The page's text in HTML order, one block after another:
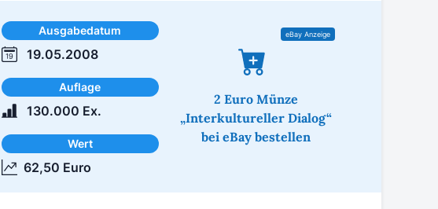
Ausgabedatum
19.05.2008
Auflage
130.000 Ex.
Wert
62,50 Euro
2 Euro Münze
„Interkultureller Dialog“
bei eBay bestellen